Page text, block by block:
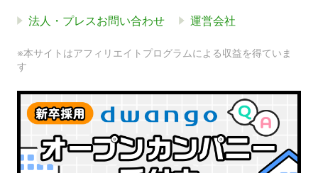
法人・プレスお問い合わせ 運営会社
※本サイトはアフィリエイトプログラムによる収益を得ていま
す